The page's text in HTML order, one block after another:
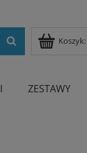
Koszyk:
ZESTAWY